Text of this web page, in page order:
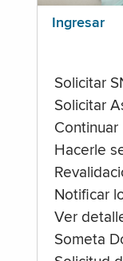
Ingresar
Solicitar
Solicitar
Continuar
Hacerle
Notificar
Ver
Someta